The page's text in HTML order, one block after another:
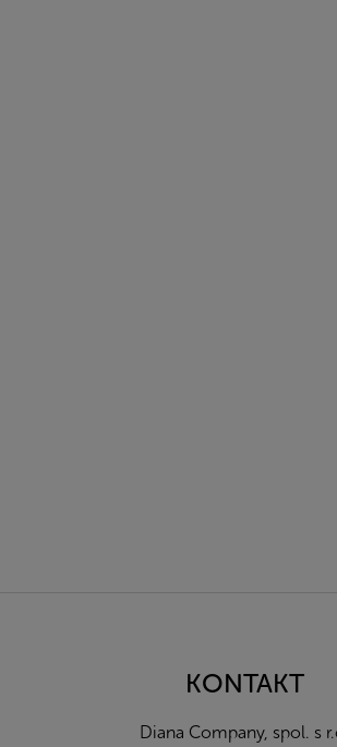
KONTAKT
Diana Company, spol. s